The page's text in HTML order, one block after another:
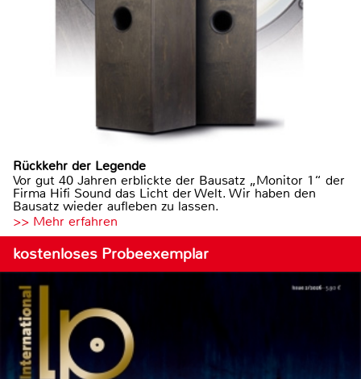
Rückkehr der Legende
Vor gut 40 Jahren erblickte der Bausatz „Monitor 1“ der
Firma Hifi Sound das Licht der Welt. Wir haben den
Bausatz wieder aufleben zu lassen.
>> Mehr erfahren
kostenloses Probeexemplar